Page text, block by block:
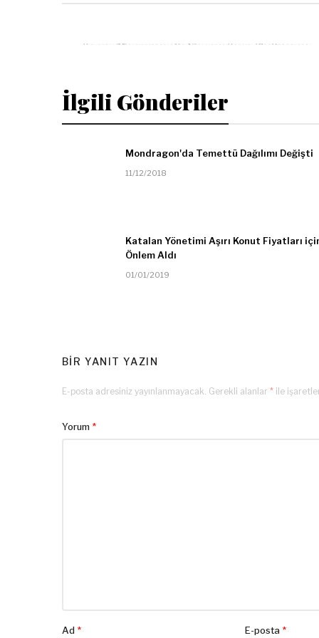
l
y
gezinmesi
Joon: Tasarım ile Yaşamlara Dokunan
İlgili Gönderiler
Mondragon'da Temettü Dağılımı Değişti
11/12/2018
Katalan Yönetimi Aşırı Konut Fiyatları
Önlem Aldı
01/01/2019
BIR YANIT YAZIN
E-posta adresiniz yayınlanmayacak. Gerekli alanlar * ile
Yorum *
Ad * E-posta *